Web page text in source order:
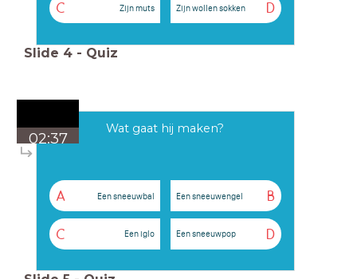
C Zijn muts D
Zijn wollen sokken
Slide 4 - Quiz
02:37
Wat gaat hij maken?
A Een sneeuwbal B
Een sneeuwengel
C Een iglo D
Een sneeuwpop